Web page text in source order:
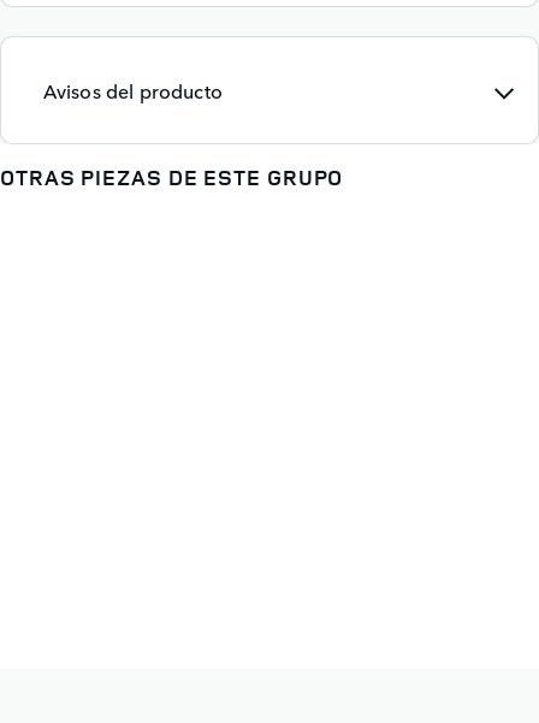
Avisos del producto
OTRAS PIEZAS DE ESTE GRUPO